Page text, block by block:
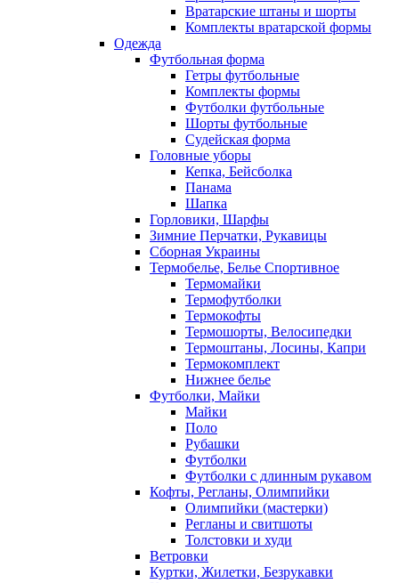
Вратарские штаны и шорты
Комплекты вратарской формы
Одежда
Футбольная форма
Гетры футбольные
Комплекты формы
Футболки футбольные
Шорты футбольные
Судейская форма
Головные уборы
Кепка, Бейсболка
Панама
Шапка
Горловики, Шарфы
Зимние Перчатки, Рукавицы
Сборная Украины
Термобелье, Белье Спортивное
Термомайки
Термофутболки
Термокофты
Термошорты, Велосипедки
Термоштаны, Лосины, Капри
Термокомплект
Нижнее белье
Футболки, Майки
Майки
Поло
Рубашки
Футболки
Футболки с длинным рукавом
Кофты, Регланы, Олимпийки
Олимпийки (мастерки)
Регланы и свитшоты
Толстовки и худи
Ветровки
Куртки, Жилетки, Безрукавки